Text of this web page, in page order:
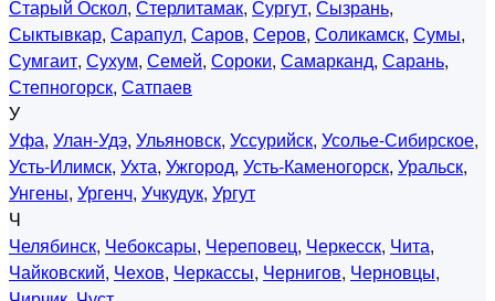
Старый Оскол, Стерлитамак, Сургут, Сызрань,
Сыктывкар, Сарапул, Саров, Серов, Соликамск, Сумы,
Сумгаит, Сухум, Семей, Сороки, Самарканд, Сарань,
Степногорск, Сатпаев
У
Уфа, Улан-Удэ, Ульяновск, Уссурийск, Усолье-Сибирское,
Усть-Илимск, Ухта, Ужгород, Усть-Каменогорск, Уральск,
Унгены, Ургенч, Учкудук, Ургут
Ч
Челябинск, Чебоксары, Череповец, Черкесск, Чита,
Чайковский, Чехов, Черкассы, Чернигов, Черновцы,